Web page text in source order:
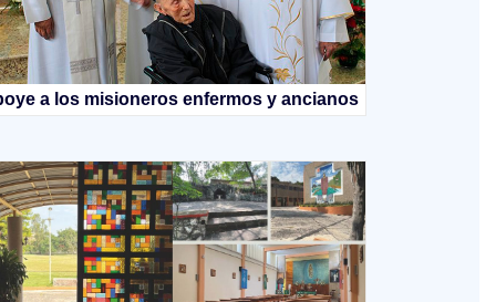
a los misioneros enfermos y ancianos